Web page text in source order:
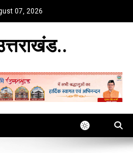
07, 2026